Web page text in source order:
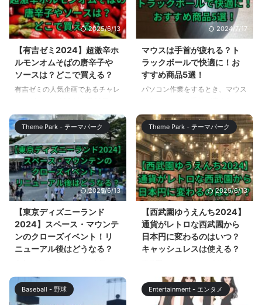
話のラストシーンで、杉下右京が
便せんに書いていた宮部たまきに
ついて解説します。 【相棒22】
のラストシーンで、杉下右京が便
せんに書いていた宮部たまきは、
杉下右京の元妻です。 宮部たま
きは、小料理屋「花の里」の女将
理やアドバイスを提供し ...
収入54.5億円を突破する話題作
（『ゴジラ-1.0／C』含む）にな
っていますが、視覚効果（VFX）
が評価され、アカデミー賞の視覚
効果賞のショートリストに選出さ
れました。 この記事では、アカ
デミー賞のショートリストとは何
か？また、2024年のアカデミー
【ゴジラマイナスワン】アカデミ
ー賞ショート ...
2025/6/13
【有吉ゼミ2024】超激辛ホ
ルモンオムそばの唐辛子や
ソースは？どこで買える？
有吉ゼミの人気企画であるチャレ
放送された超激辛チャレンジグル
メでは、超激辛ホルモンオムそば
にチャレンジしました。 この記
事では超激辛ホルモンオムそばの
調理に使われていた唐辛子やソー
スについて、また、唐辛子やソー
スはどこで買えるのか解説しま
す。 【有吉ゼミ2024】超激辛ホ
ルモンオムそばのスパイスやソー
スは？ 有吉ゼミで2024年1月22
日に放送された超激辛チャレンジ
グルメの超激辛ホルモンオムそ
ば。 カカロニ栗谷さんが成功し
タイヤしたまさに超 ...
2024/7/17
マウスは手首が疲れる？ト
ラックボールで快適に！お
すすめ商品5選！
パソコン作業をするとき、マウス
り、肩が凝ったりしませんか？
これは、マウスを動かすために手
首をひねったり、腕を広げたりす
ることで、筋肉や神経に負担がか
かっているからです。 そこで、
手首や肩に優しいマウスとして注
目されているのが「トラックボー
ルマウス」です。 トラックボー
ルマウスは、マウス本体を動かさ
ずに、上面についているボールを
指で回転させることでカーソルを
操作するマウスです。 この記事
では、トラックボールマウスのお
この記事を読めば、トラックボー
...
Theme Park - テーマパーク
2025/6/13
【東京ディズニーランド
2024】スペース・マウンテ
ンのクローズイベント！リ
ニューアル後はどうなる？
ラクション「スペース・マウンテ
ン」が、2027年にリニューアル
オープンすることが発表されまし
Theme Park - テーマパーク
2025/6/13
【西武園ゆうえんち2024】
通貨がレトロな西武園から
日本円に変わるのはいつ？
キャッシュレスは使える？
リニューアル後、昭和の熱気と非
日常体験が満ちあふれる「エモ
い」遊園地に生まれ変わりまし
Baseball - 野球 Entertainment - エンタメ